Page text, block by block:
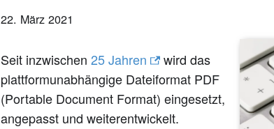
22. März 2021
Seit inzwischen 25 Jahren
wird das
plattformunabhängige Dateiformat PDF
(Portable Document Format) eingesetzt,
angepasst und weiterentwickelt.